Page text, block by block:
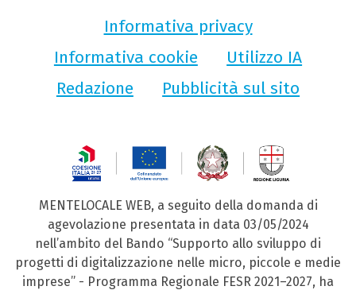
Informativa privacy
Informativa cookie
Utilizzo IA
Redazione
Pubblicità sul sito
MENTELOCALE WEB, a seguito della domanda di
agevolazione presentata in data 03/05/2024
nell’ambito del Bando “Supporto allo sviluppo di
progetti di digitalizzazione nelle micro, piccole e medie
imprese” - Programma Regionale FESR 2021–2027, ha